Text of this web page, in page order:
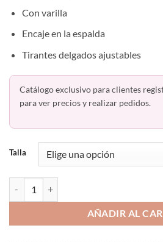
Con varilla
Encaje en la espalda
Tirantes delgados ajustables
Catálogo exclusivo para clientes
para ver precios y realizar pedidos.
Talla
AÑADIR AL